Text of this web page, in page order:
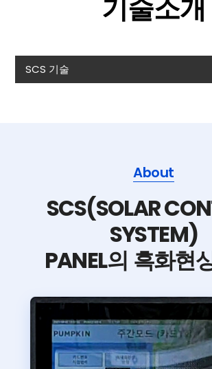
기술소개
SCS 기술
About
SCS(SOLAR
SYSTEM)
PANEL의 흑화현